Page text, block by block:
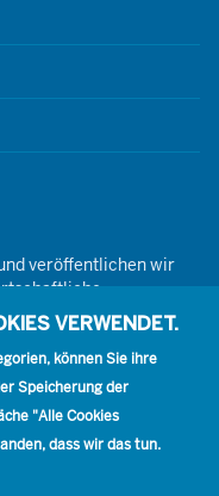
veröffentlichen wir
der Neutralität,
und der
VERWENDET.
können Sie ihre
Speicherung der
"Alle Cookies
dass wir das tun.